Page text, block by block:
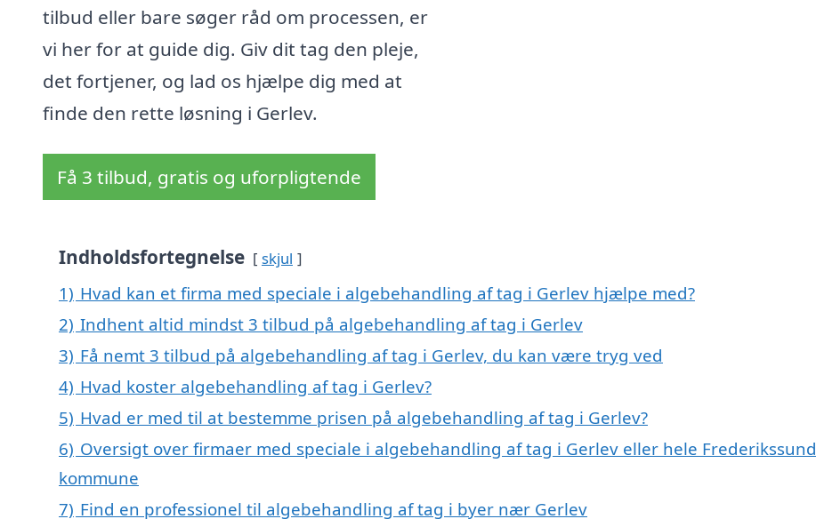
tilbud eller bare søger råd om processen, er
vi her for at guide dig. Giv dit tag den pleje,
det fortjener, og lad os hjælpe dig med at
finde den rette løsning i Gerlev.
Få 3 tilbud, gratis og uforpligtende
Indholdsfortegnelse skjul
1) Hvad kan et firma med speciale i algebehandling af tag i Gerlev hjælpe med?
2) Indhent altid mindst 3 tilbud på algebehandling af tag i Gerlev
3) Få nemt 3 tilbud på algebehandling af tag i Gerlev, du kan være tryg ved
4) Hvad koster algebehandling af tag i Gerlev?
5) Hvad er med til at bestemme prisen på algebehandling af tag i Gerlev?
6) Oversigt over firmaer med speciale i algebehandling af tag i Gerlev eller hele Frederikssund
kommune
7) Find en professionel til algebehandling af tag i byer nær Gerlev